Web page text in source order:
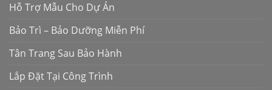
Hỗ Trợ Mẫu Cho Dự Án
Bảo Trì – Bảo Dưỡng Miễn Phí
Tân Trang Sau Bảo Hành
Lắp Đặt Tại Công Trình